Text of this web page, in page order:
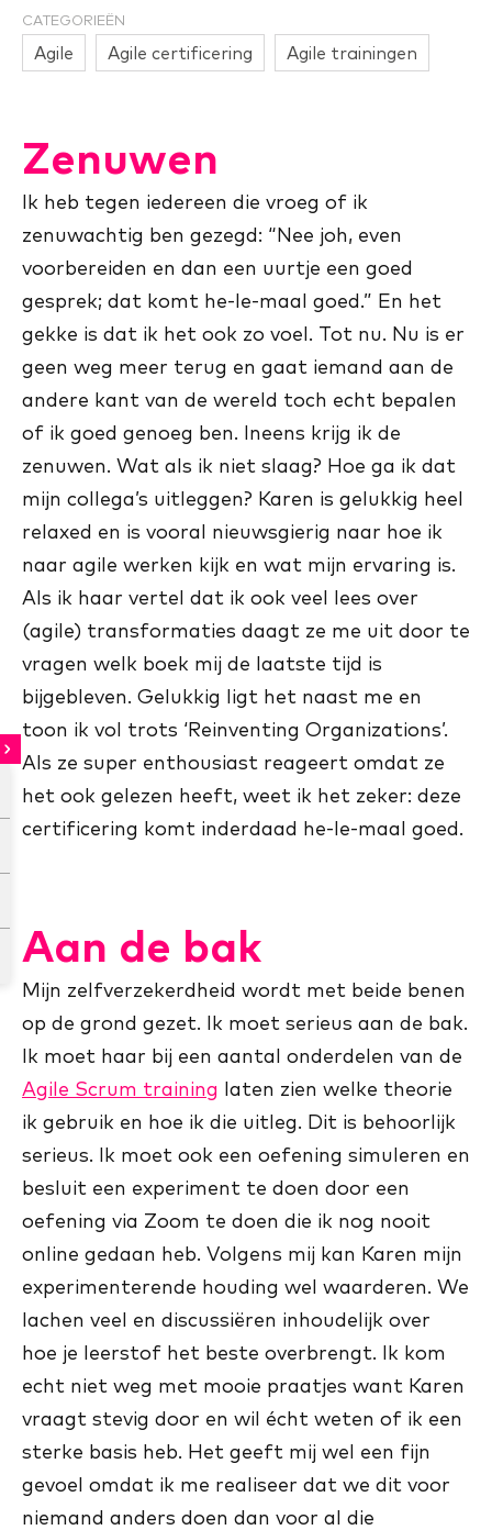
CATEGORIEËN
Agile Agile certificering Agile trainingen
Zenuwen
Ik heb tegen iedereen die vroeg of ik
zenuwachtig ben gezegd: “Nee joh, even
voorbereiden en dan een uurtje een goed
gesprek; dat komt he-le-maal goed.” En het
gekke is dat ik het ook zo voel. Tot nu. Nu is er
geen weg meer terug en gaat iemand aan de
andere kant van de wereld toch echt bepalen
of ik goed genoeg ben. Ineens krijg ik de
zenuwen. Wat als ik niet slaag? Hoe ga ik dat
mijn collega’s uitleggen? Karen is gelukkig heel
relaxed en is vooral nieuwsgierig naar hoe ik
naar agile werken kijk en wat mijn ervaring is.
Als ik haar vertel dat ik ook veel lees over
(agile) transformaties daagt ze me uit door te
vragen welk boek mij de laatste tijd is
bijgebleven. Gelukkig ligt het naast me en
toon ik vol trots ‘Reinventing Organizations’.
Als ze super enthousiast reageert omdat ze
het ook gelezen heeft, weet ik het zeker: deze
certificering komt inderdaad he-le-maal goed.
Aan de bak
Mijn zelfverzekerdheid wordt met beide benen
op de grond gezet. Ik moet serieus aan de bak.
Ik moet haar bij een aantal onderdelen van de
Agile Scrum training laten zien welke theorie
ik gebruik en hoe ik die uitleg. Dit is behoorlijk
serieus. Ik moet ook een oefening simuleren en
besluit een experiment te doen door een
oefening via Zoom te doen die ik nog nooit
online gedaan heb. Volgens mij kan Karen mijn
experimenterende houding wel waarderen. We
lachen veel en discussiëren inhoudelijk over
hoe je leerstof het beste overbrengt. Ik kom
echt niet weg met mooie praatjes want Karen
vraagt stevig door en wil écht weten of ik een
sterke basis heb. Het geeft mij wel een fijn
gevoel omdat ik me realiseer dat we dit voor
niemand anders doen dan voor al die